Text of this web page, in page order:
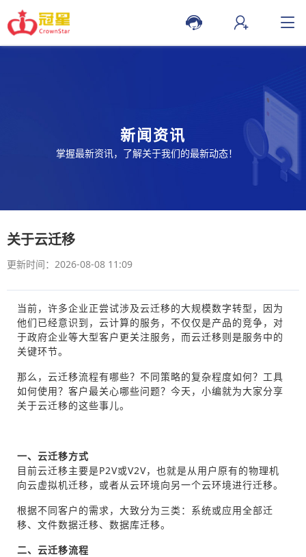
新闻资讯
掌握最新资讯，了解关于我们的最新动态！
关于云迁移
更新时间：2026-08-08 11:09
当前，许多企业正尝试涉及云迁移的大规模数字转型，因为
他们已经意识到，云计算的服务，不仅仅是产品的竞争，对
于政府企业等大型客户更关注服务，而云迁移则是服务中的
关键环节。
那么，云迁移流程有哪些？不同策略的复杂程度如何？工具
如何使用？客户最关心哪些问题？今天，小编就为大家分享
关于云迁移的这些事儿。
一、云迁移方式
目前云迁移主要是P2V或V2V，也就是从用户原有的物理机
向云虚拟机迁移，或者从云环境向另一个云环境进行迁移。
根据不同客户的需求，大致分为三类：系统或应用全部迁
移、文件数据迁移、数据库迁移。
二、云迁移流程